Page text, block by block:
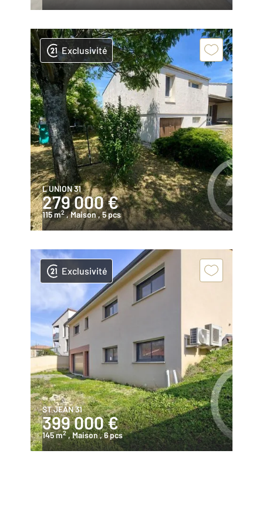
Exclusivité
L UNION 31
279 000 €
115 m2 , Maison, 5 pcs
Exclusivité
ST JEAN 31
399 000 €
145 m2 , Maison, 6 pcs